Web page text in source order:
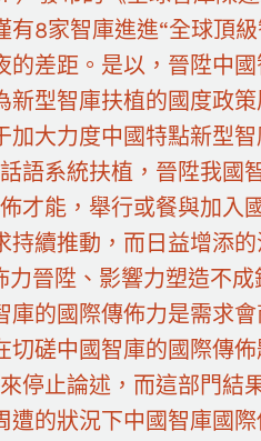
8家智庫進進“全球頂
差距。是以，晉陞中
型智庫扶植的國度政策
大力度中國特點新型
語系統扶植，晉陞我國
才能，舉行或餐與加入
續推動，而日益增添
晉陞、影響力塑造不成
的國際傳佈力是需求
磋中國智庫的國際傳
停止論述，而這部門結
的狀況下中國智庫國